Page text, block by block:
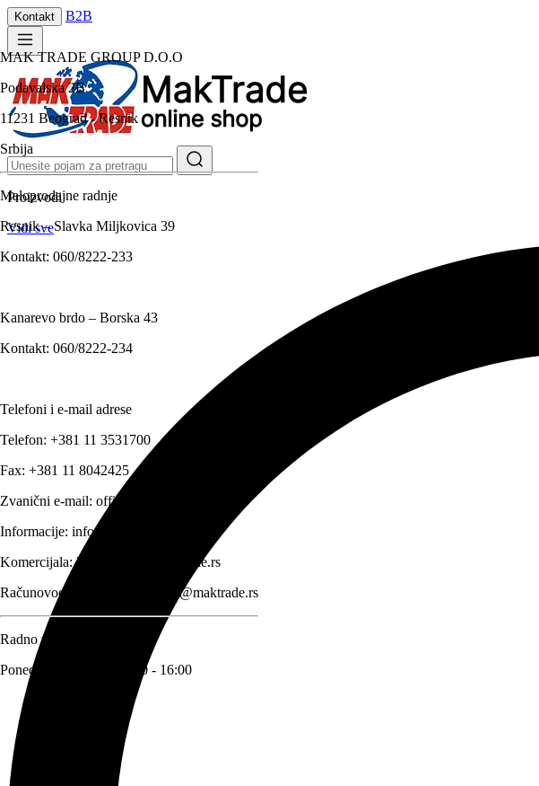
Kontakt
MAK TRADE GROUP D.O.O
Podavalska 2B
11231 Beograd - Resnik
Srbija
Maloprodajne radnje
Resnik – Slavka Miljkovica 39
Kontakt: 060/8222-233
Kanarevo brdo – Borska 43
Kontakt: 060/8222-234
Telefoni i e-mail adrese
Telefon: +381 11 3531700
Fax: +381 11 8042425
Zvanični e-mail: office@maktrade.rs
Informacije: info@maktrade.rs
Komercijala:komercijala@maktrade.rs
Računovodstvo:
racunovodstvo@maktrade.rs
Radno vreme
Ponedeljak – Petak: 08:00 - 16:00
B2B
Proizvodi
Vidi sve